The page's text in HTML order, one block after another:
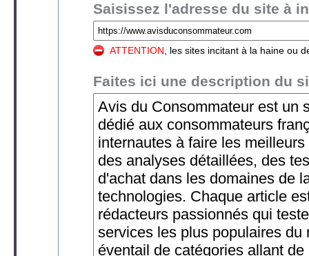
Saisissez l'adresse du site à
ATTENTION , les sites incitant à la haine ou
Faites ici une description du